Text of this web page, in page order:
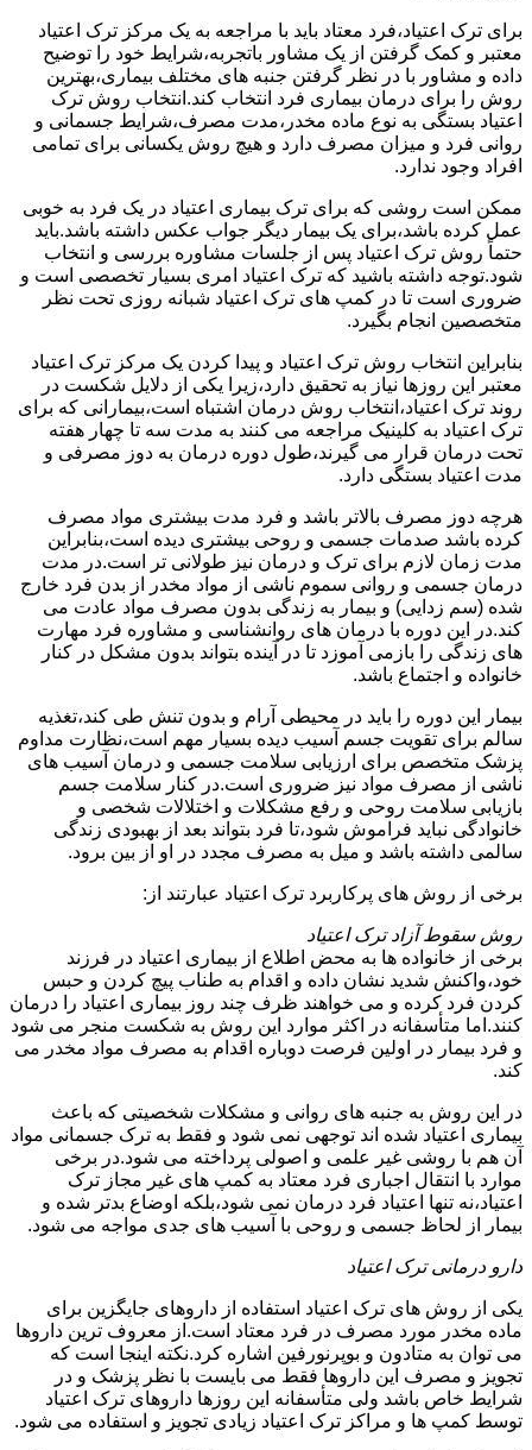
برای ترک اعتیاد،فرد معتاد باید با مراجعه به یک مرکز ترک اعتیاد
معتبر و کمک گرفتن از یک مشاور باتجربه،شرایط خود را توضیح
داده و مشاور با در نظر گرفتن جنبه های مختلف بیماری،بهترین
روش را برای درمان بیماری فرد انتخاب کند.انتخاب روش ترک
اعتیاد بستگی به نوع ماده مخدر،مدت مصرف،شرایط جسمانی و
روانی فرد و میزان مصرف دارد و هیچ روش یکسانی برای تمامی
افراد وجود ندارد.
ممکن است روشی که برای ترک بیماری اعتیاد در یک فرد به خوبی
عمل کرده باشد،برای یک بیمار دیگر جواب عکس داشته باشد.باید
حتماً روش ترک اعتیاد پس از جلسات مشاوره بررسی و انتخاب
شود.توجه داشته باشید که ترک اعتیاد امری بسیار تخصصی است و
ضروری است تا در کمپ های ترک اعتیاد شبانه روزی تحت نظر
متخصصین انجام بگیرد.
بنابراین انتخاب روش ترک اعتیاد و پیدا کردن یک مرکز ترک اعتیاد
معتبر این روزها نیاز به تحقیق دارد،زیرا یکی از دلایل شکست در
روند ترک اعتیاد،انتخاب روش درمان اشتباه است،بیمارانی که برای
ترک اعتیاد به کلینیک مراجعه می کنند به مدت سه تا چهار هفته
تحت درمان قرار می گیرند،طول دوره درمان به دوز مصرفی و
مدت اعتیاد بستگی دارد.
هرچه دوز مصرف بالاتر باشد و فرد مدت بیشتری مواد مصرف
کرده باشد صدمات جسمی و روحی بیشتری دیده است،بنابراین
مدت زمان لازم برای ترک و درمان نیز طولانی تر است.در مدت
درمان جسمی و روانی سموم ناشی از مواد مخدر از بدن فرد خارج
شده (سم زدایی) و بیمار به زندگی بدون مصرف مواد عادت می
کند.در این دوره با درمان های روانشناسی و مشاوره فرد مهارت
های زندگی را بازمی آموزد تا در آینده بتواند بدون مشکل در کنار
خانواده و اجتماع باشد.
بیمار این دوره را باید در محیطی آرام و بدون تنش طی کند،تغذیه
سالم برای تقویت جسم آسیب دیده بسیار مهم است،نظارت مداوم
پزشک متخصص برای ارزیابی سلامت جسمی و درمان آسیب های
ناشی از مصرف مواد نیز ضروری است.در کنار سلامت جسم
بازیابی سلامت روحی و رفع مشکلات و اختلالات شخصی و
خانوادگی نباید فراموش شود،تا فرد بتواند بعد از بهبودی زندگی
سالمی داشته باشد و میل به مصرف مجدد در او از بین برود.
برخی از روش های پرکاربرد ترک اعتیاد عبارتند از:
روش سقوط آزاد ترک اعتیاد
برخی از خانواده ها به محض اطلاع از بیماری اعتیاد در فرزند
خود،واکنش شدید نشان داده و اقدام به طناب پیچ کردن و حبس
کردن فرد کرده و می خواهند ظرف چند روز بیماری اعتیاد را درمان
کنند.اما متأسفانه در اکثر موارد این روش به شکست منجر می شود
و فرد بیمار در اولین فرصت دوباره اقدام به مصرف مواد مخدر می
کند.
در این روش به جنبه های روانی و مشکلات شخصیتی که باعث
بیماری اعتیاد شده اند توجهی نمی شود و فقط به ترک جسمانی مواد
آن هم با روشی غیر علمی و اصولی پرداخته می شود.در برخی
موارد با انتقال اجباری فرد معتاد به کمپ های غیر مجاز ترک
اعتیاد،نه تنها اعتیاد فرد درمان نمی شود،بلکه اوضاع بدتر شده و
بیمار از لحاظ جسمی و روحی با آسیب های جدی مواجه می شود.
دارو درمانی ترک اعتیاد
یکی از روش های ترک اعتیاد استفاده از داروهای جایگزین برای
ماده مخدر مورد مصرف در فرد معتاد است.از معروف ترین داروها
می توان به متادون و بوپرنورفین اشاره کرد.نکته اینجا است که
تجویز و مصرف این داروها فقط می بایست با نظر پزشک و در
شرایط خاص باشد ولی متأسفانه این روزها داروهای ترک اعتیاد
توسط کمپ ها و مراکز ترک اعتیاد زیادی تجویز و استفاده می شود.